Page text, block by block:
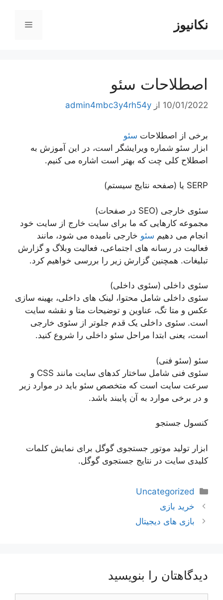
محتوانکانیوز فهرست
اصطلاحات سئو
10/01/2022 از admin4mbc3y4rh54y
برخی از اصطلاحات سئو
ابزار سئو شماره ویرایشگر است، در این آموزش به
اصطلاح کلی چت که بهتر است اشاره می کنیم.
SERP یا (صفحه نتایج سیستم)
سئوی خارجی (SEO در صفحات)
مجموعه کارهایی که ما برای سایت خارج از سایت خود
انجام می دهیم سئو خارجی نامیده می شود، مانند
فعالیت در رسانه های اجتماعی، فعالیت وبلاگ و گزارش
تبلیغات. همچنین گزارش زیر را بررسی خواهیم کرد.
سئوی داخلی (سئوی داخلی)
سئوی داخلی شامل محتوا، لینک های داخلی، بهینه سازی
عکس و متا تگ، عناوین و توضیحات متا و نقشه سایت
است. سئوی داخلی یک قدم جلوتر از سئوی خارجی
است، یعنی ابتدا مراحل سئو داخلی را شروع کنید.
سئو (سئو فنی)
سئوی فنی شامل ساختار کدهای سایت مانند CSS و
سرعت سایت است که متخصص سئو باید در موارد زیر
و در برخی موارد به آن پایبند باشد.
کنسول جستجو
ابزار تولید موتور جستجوی گوگل برای نمایش کلمات
کلیدی سایت در نتایج جستجوی گوگل.
دسته‌ها
Uncategorized
ناوبری
نوشته‌ها
خرید بازی
بازی های دیجیتال
دیدگاهتان را بنویسید